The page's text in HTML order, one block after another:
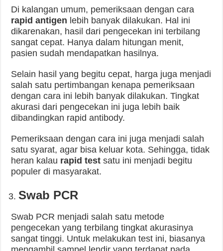
Di kalangan umum, pemeriksaan dengan cara
rapid antigen lebih banyak dilakukan. Hal ini
dikarenakan, hasil dari pengecekan ini terbilang
sangat cepat. Hanya dalam hitungan menit,
pasien sudah mendapatkan hasilnya.
Selain hasil yang begitu cepat, harga juga menjadi
salah satu pertimbangan kenapa pemeriksaan
dengan cara ini lebih banyak dilakukan. Tingkat
akurasi dari pengecekan ini juga lebih baik
dibandingkan rapid antibody.
Pemeriksaan dengan cara ini juga menjadi salah
satu syarat, agar bisa keluar kota. Sehingga, tidak
heran kalau rapid test satu ini menjadi begitu
populer di masyarakat.
Swab PCR
Swab PCR menjadi salah satu metode
pengecekan yang terbilang tingkat akurasinya
sangat tinggi. Untuk melakukan test ini, biasanya